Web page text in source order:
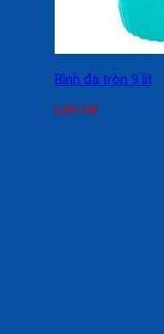
Bình đá tròn 9 lít
Liên hệ